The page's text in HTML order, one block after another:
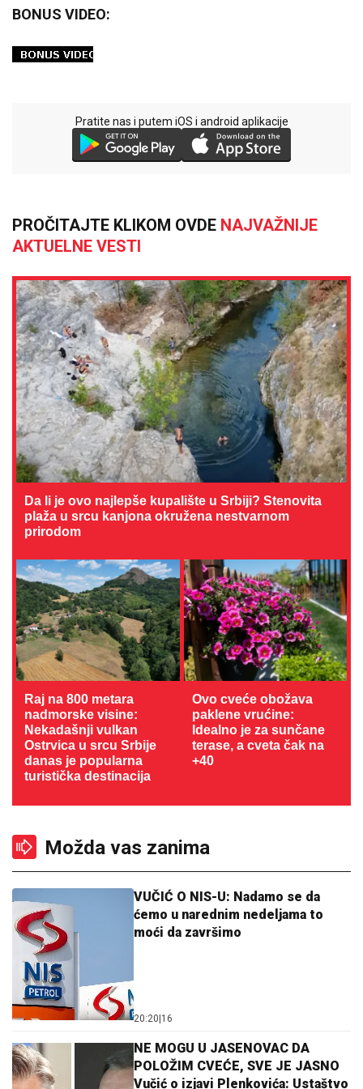
BONUS VIDEO:
Pratite nas i putem iOS i android aplikacije
PROČITAJTE KLIKOM OVDE NAJVAŽNIJE
AKTUELNE VESTI
Da li je ovo najlepše kupalište u Srbiji? Stenovita
plaža u srcu kanjona okružena nestvarnom
prirodom
Raj na 800 metara
nadmorske visine:
Nekadašnji vulkan
Ostrvica u srcu Srbije
danas je popularna
turistička destinacija
Ovo cveće obožava
paklene vrućine:
Idealno je za sunčane
terase, a cveta čak na
+40
Možda vas zanima
VUČIĆ O NIS-U: Nadamo se da
ćemo u narednim nedeljama to
moći da završimo
20:20|16
NE MOGU U JASENOVAC DA
POLOŽIM CVEĆE, SVE JE JASNO
Vučić o izjavi Plenkovića: Ustaštvo